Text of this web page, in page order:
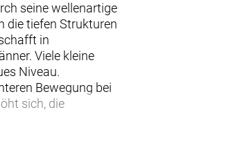
seine wellenartige
die tiefen Strukturen
in
Viele kleine
Niveau.
Bewegung bei
sich, die